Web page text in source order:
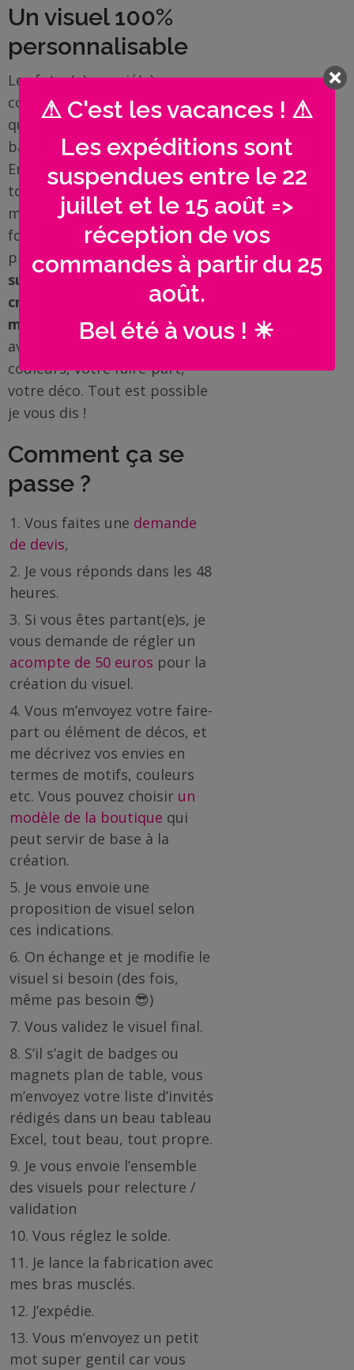
Un visuel 100%
personnalisable
Les futur(e)s marié(e)s me
contactent souvent parce
qu’ils ont repéré un modèle de
badge sur la pageMariages.
En termes de modifications,
tout est possible :
modification de couleurs,
fonds, typo, motif, mix entre
plusieurs modèles… Mais
surtout
création d’un visuel créé sur
mesure pour vous, en accord
avec votre thème, vos
couleurs, votre faire-part,
votre déco. Tout est possible
je vous dis !
Comment ça se
passe ?
Vous faites une demande
de devis,
Je vous réponds dans les 48
heures.
Si vous êtes partant(e)s, je
vous demande de régler un
acompte de 50 euros pour la
création du visuel.
Vous m’envoyez votre faire-
part ou élément de décos, et
me décrivez vos envies en
termes de motifs, couleurs
etc. Vous pouvez choisir un
modèle de la boutique qui
peut servir de base à la
création.
Je vous envoie une
proposition de visuel selon
ces indications.
On échange et je modifie le
visuel si besoin (des fois,
même pas besoin 😎)
Vous validez le visuel final.
S’il s’agit de badges ou
magnets plan de table, vous
m’envoyez votre liste d’invités
rédigés dans un beau tableau
Excel, tout beau, tout propre.
Je vous envoie l’ensemble
des visuels pour relecture /
validation
Vous réglez le solde.
Je lance la fabrication avec
mes bras musclés.
J’expédie.
Vous m’envoyez un petit
mot super gentil car vous
⚠ C'est les vacances ! ⚠
Les expéditions sont
suspendues entre le 22
juillet et le 15 août =>
réception de vos
commandes à partir du 25
août.
Bel été à vous ! ☀